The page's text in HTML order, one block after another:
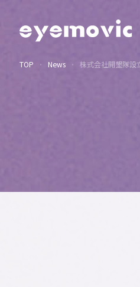
TOP News 株式会社開墾隊設